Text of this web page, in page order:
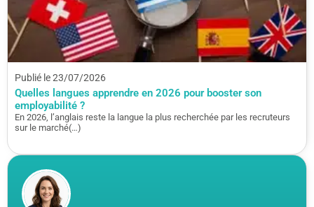
Publié le 23/07/2026
Quelles langues apprendre en 2026 pour booster son
employabilité ?
En 2026, l’anglais reste la langue la plus recherchée par les recruteurs
sur le marché(…)